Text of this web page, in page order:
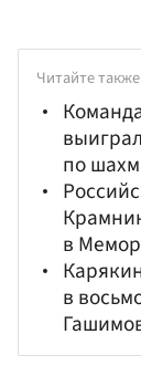
Читайте также
по
в
в